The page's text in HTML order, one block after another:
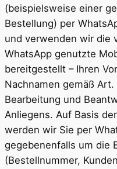
(beispielsweise einer
Bestellung) per
und verwenden wir die
WhatsApp genutzte
bereitgestellt – Ihren
Nachnamen gemäß Art.
Bearbeitung und
Anliegens. Auf Basis
werden wir Sie per
gegebenenfalls um die
(Bestellnummer,